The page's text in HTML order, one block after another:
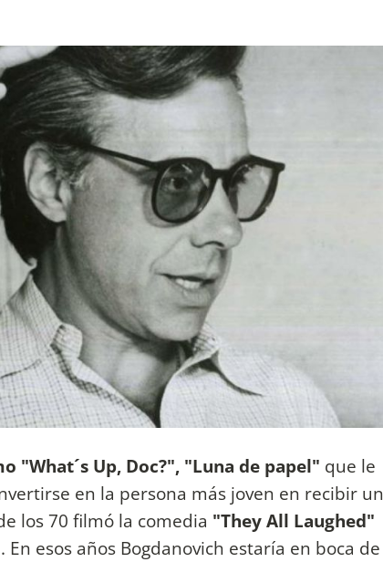
"What´s Up, Doc?", "Luna de papel" que le
en la persona más joven en recibir un
los 70 filmó la comedia "They All Laughed"
esos años Bogdanovich estaría en boca de